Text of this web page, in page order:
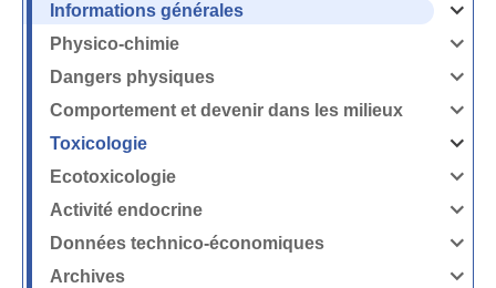
Informations générales
Ouvrir
la
générales
Physico-chimie
Ouvrir
la
chimie
Dangers physiques
Ouvrir
la
Comportement et devenir dans les milieux
Ouvrir
la
et
les
milieux
Toxicologie
Ouvrir
la
Ecotoxicologie
Ouvrir
la
Activité endocrine
Ouvrir
la
endocrine
Données technico-économiques
Ouvrir
la
Archives
Ouvrir